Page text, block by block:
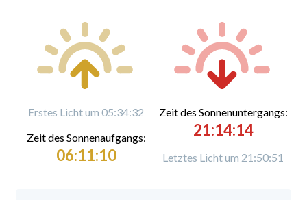
Erstes Licht um 05:34:32
Zeit des Sonnenaufgangs:
06:11:10
Zeit des Sonnenuntergangs:
21:14:14
Letztes Licht um 21:50:51